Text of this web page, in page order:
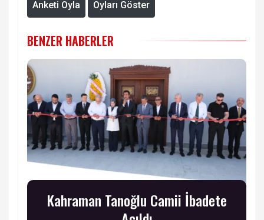
Anketi Oyla Oyları Göster
BENZER HABERLER
Kahraman Tanoğlu Camii İbadete